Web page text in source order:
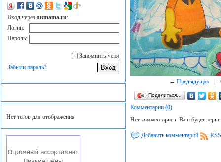
Вход через numama.ru:
Логин:
Пароль:
Запомнить меня
Забыли пароль?
Нет тегов для отображения
←Предыдущая
Поделиться…
Комментарии (0)
Нет комментариев. Ваш будет
Добавить комментарий